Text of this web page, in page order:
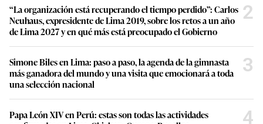
“La organización está recuperando el tiempo perdido”: Carlos
Neuhaus, expresidente de Lima 2019, sobre los retos a un año
de Lima 2027 y en qué más está preocupado el Gobierno
2
Simone Biles en Lima: paso a paso, la agenda de la gimnasta
más ganadora del mundo y una visita que emocionará a toda
una selección nacional
3
Papa León XIV en Perú: estas son todas las actividades
4